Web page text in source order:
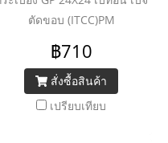
ตัดขอบ (ITCC)PM
฿710
สั่งซื้อสินค้า
เปรียบเทียบ